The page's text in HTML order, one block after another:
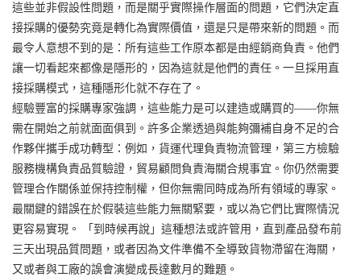
這些並非假設性問題，而是關乎實際操作層面的問題，它們決定直
接採購的優勢究竟是轉化為實際價值，還是只是帶來新的問題。而
最令人意想不到的是：所有這些工作原本都是由經銷商負責。他們
讓一切看起來都像是隱形的，因為這就是他們的責任。一旦採用直
接採購模式，這種隱形化就不存在了。
經驗豐富的採購專家強調，這些能力是可以建造或購買的——你無
需在開始之前就面面俱到。許多企業透過與能夠彌補自身不足的合
作夥伴攜手成功轉型：例如，貨運代理負責物流管理，第三方檢驗
服務機構負責品質驗證，貿易顧問負責海關合規事宜。你仍然需要
管理合作關係並保持控制權，但你無需同時成為所有領域的專家。
最關鍵的錯誤在於假裝這些能力無關緊要，或以為它們比實際情況
更容易實現。 「到時候再說」這種想法或許管用，直到產品發布前
三天出現品質問題，或者因為文件準備不全導致貨物滯留在海關，
又或者與工廠的誤會演變成長達數月的難題。